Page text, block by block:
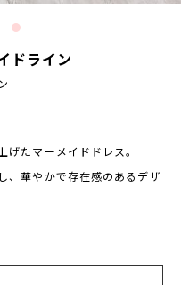
ドライン
たマーメイドドレス。
、華やかで存在感のあるデザ